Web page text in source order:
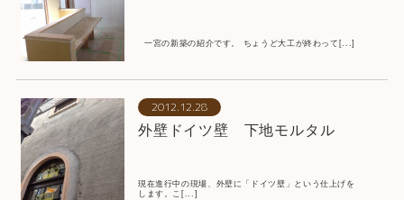
一宮の新築の紹介です。 ちょうど大工が終わって[...]
2012.12.28
外壁ドイツ壁 下地モルタル
現在進行中の現場、外壁に「ドイツ壁」という仕上げを
します。こ[...]